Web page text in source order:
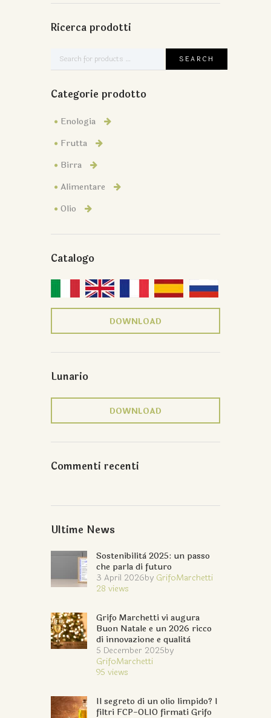
Ricerca prodotti
Categorie prodotto
Enologia
Frutta
Birra
Alimentare
Olio
Catalogo
DOWNLOAD
Lunario
DOWNLOAD
Commenti recenti
Ultime News
Sostenibilità 2025: un passo
che parla di futuro
3 April 2026by GrifoMarchetti
28 views
Grifo Marchetti vi augura
Buon Natale e un 2026 ricco
di innovazione e qualità
5 December 2025by
GrifoMarchetti
95 views
Il segreto di un olio limpido? I
filtri FCP-OLIO firmati Grifo